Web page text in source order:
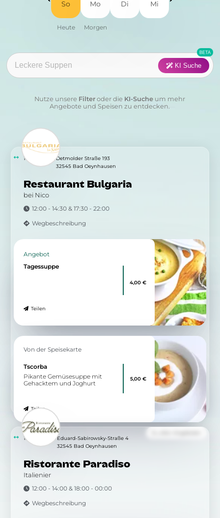
Fisch Fleisch
Sushi Vegan
Kategorie:
Anwenden Löschen
So Mo Di Mi
KI Suche
Nutze unsere Filter oder die KI-Suche um mehr
Angebote und Speisen zu entdecken.
Restaurant Bulgaria
bei Nico
12:00 - 14:30 & 17:30 - 22:00
Wegbeschreibung
10.81 km
Detmolder Straße 193
32545 Bad Oeynhausen
Angebot
Tagessuppe
Teilen
4,00 €
Von der Speisekarte
Tscorba
Pikante Gemüsesuppe mit
Gehacktem und Joghurt
Teilen
5,00 €
Ristorante Paradiso
Italienier
12:00 - 14:00 & 18:00 - 00:00
Wegbeschreibung
12.07 km
Eduard-Sabirowsky-Straße 4
32545 Bad Oeynhausen